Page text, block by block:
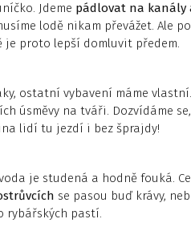
Jdeme pádlovat na kanály
lodě nikam převážet. Ale
je proto lepší domluvit předem.
ostatní vybavení máme
úsměvy na tváři. Dozvídáme
lidí tu jezdí i bez šprajdy!
je studená a hodně fouká.
se pasou buď krávy,
rybářských pastí.